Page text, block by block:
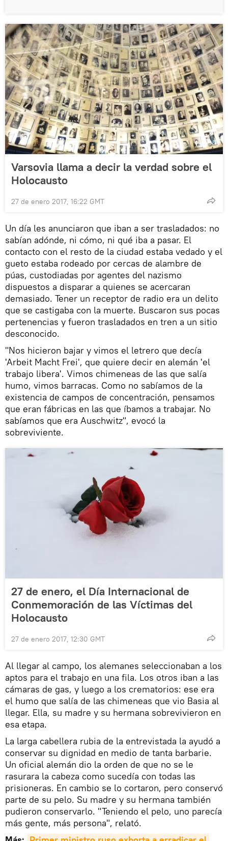
Varsovia llama a decir la verdad sobre el
Holocausto
27 de enero 2017, 16:22 GMT
Un día les anunciaron que iban a ser trasladados: no
sabían adónde, ni cómo, ni qué iba a pasar. El
contacto con el resto de la ciudad estaba vedado y el
gueto estaba rodeado por cercas de alambre de
púas, custodiadas por agentes del nazismo
dispuestos a disparar a quienes se acercaran
demasiado. Tener un receptor de radio era un delito
que se castigaba con la muerte. Buscaron sus pocas
pertenencias y fueron trasladados en tren a un sitio
desconocido.
"Nos hicieron bajar y vimos el letrero que decía
'Arbeit Macht Frei', que quiere decir en alemán 'el
trabajo libera'. Vimos chimeneas de las que salía
humo, vimos barracas. Como no sabíamos de la
existencia de campos de concentración, pensamos
que eran fábricas en las que íbamos a trabajar. No
sabíamos que era Auschwitz", evocó la
sobreviviente.
27 de enero, el Día Internacional de
Conmemoración de las Víctimas del
Holocausto
27 de enero 2017, 12:30 GMT
Al llegar al campo, los alemanes seleccionaban a los
aptos para el trabajo en una fila. Los otros iban a las
cámaras de gas, y luego a los crematorios: ese era
el humo que salía de las chimeneas que vio Basia al
llegar. Ella, su madre y su hermana sobrevivieron en
esa etapa.
La larga cabellera rubia de la entrevistada la ayudó a
conservar su dignidad en medio de tanta barbarie.
Un oficial alemán dio la orden de que no se le
rasurara la cabeza como sucedía con todas las
prisioneras. En cambio se lo cortaron, pero conservó
parte de su pelo. Su madre y su hermana también
pudieron conservarlo. "Teniendo el pelo, uno parecía
más gente, más persona", relató.